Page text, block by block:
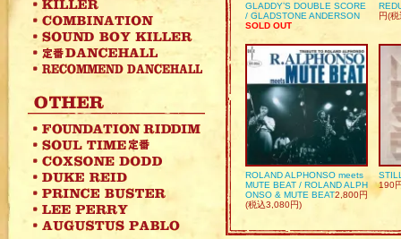
GLADDY’S DOUBLE SCORE
/ GLADSTONE ANDERSON
SOLD OUT
円(
ROLAND ALPHONSO meets
MUTE BEAT / ROLAND ALPH
ONSO & MUTE BEAT2,800円
(税込3,080円)
190